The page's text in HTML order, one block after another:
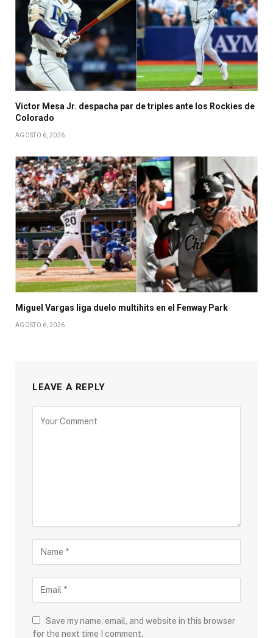
Víctor Mesa Jr. despacha par de triples ante los Rockies de
Colorado
AGOSTO 6, 2026
Miguel Vargas liga duelo multihits en el Fenway Park
AGOSTO 6, 2026
LEAVE A REPLY
Save my name, email, and website in this browser
for the next time I comment.